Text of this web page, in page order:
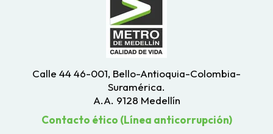
Calle 44 46-001, Bello-Antioquia-Colombia-
Suramérica.
A.A. 9128 Medellín
Contacto ético (Línea anticorrupción)